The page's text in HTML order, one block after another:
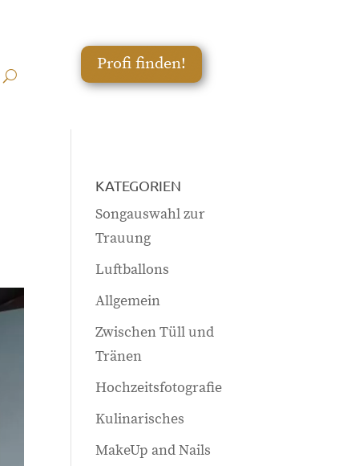
Profi finden!
KATEGORIEN
Songauswahl zur
Trauung
Luftballons
Allgemein
Zwischen Tüll und
Tränen
Hochzeitsfotografie
Kulinarisches
MakeUp and Nails